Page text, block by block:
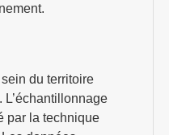
du territoire
par la technique